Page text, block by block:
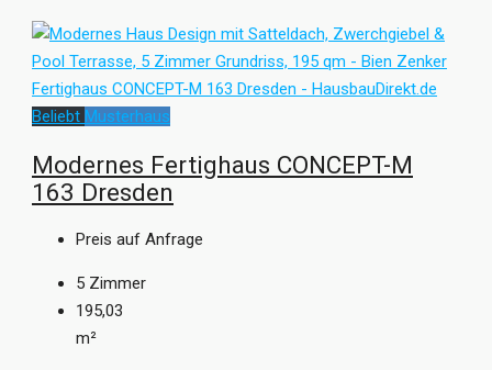
Beliebt Musterhaus
Modernes Fertighaus CONCEPT-M
163 Dresden
Preis auf Anfrage
5 Zimmer
195,03
m²